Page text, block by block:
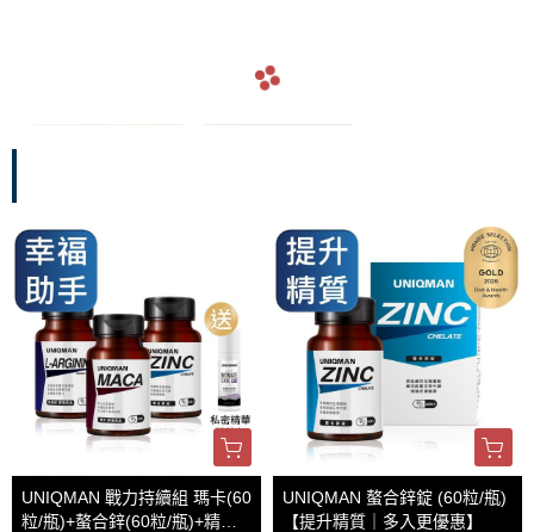
UNIQMAN 戰力持續組 瑪卡(60
粒/瓶)+螯合鋅(60粒/瓶)+精胺
UNIQMAN 螯合鋅錠 (60粒/瓶)
【提升精質｜多入更優惠】